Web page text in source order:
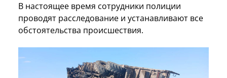
В настоящее время сотрудники полиции
проводят расследование и устанавливают все
обстоятельства происшествия.